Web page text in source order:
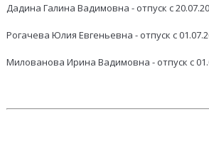
Дадина Галина Вадимовна - отпуск с
Рогачева Юлия Евгеньевна - отпуск с
Милованова Ирина Вадимовна - отпуск с